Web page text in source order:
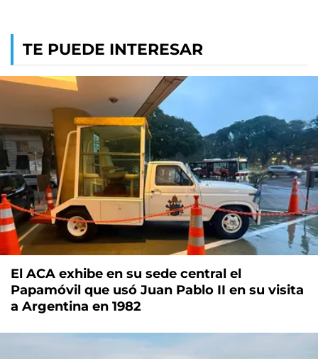
TE PUEDE INTERESAR
El ACA exhibe en su sede central el
Papamóvil que usó Juan Pablo II en su visita
a Argentina en 1982